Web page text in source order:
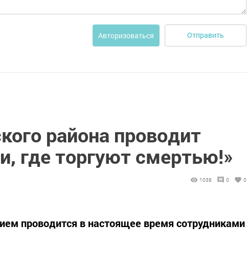
Авторизоваться Отправить
района проводит
где торгуют смертью!»
1038 0 0
проводится в настоящее время сотрудниками